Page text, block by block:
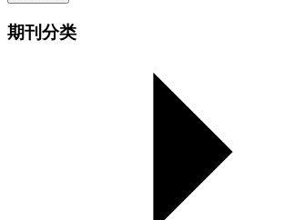
期刊分类